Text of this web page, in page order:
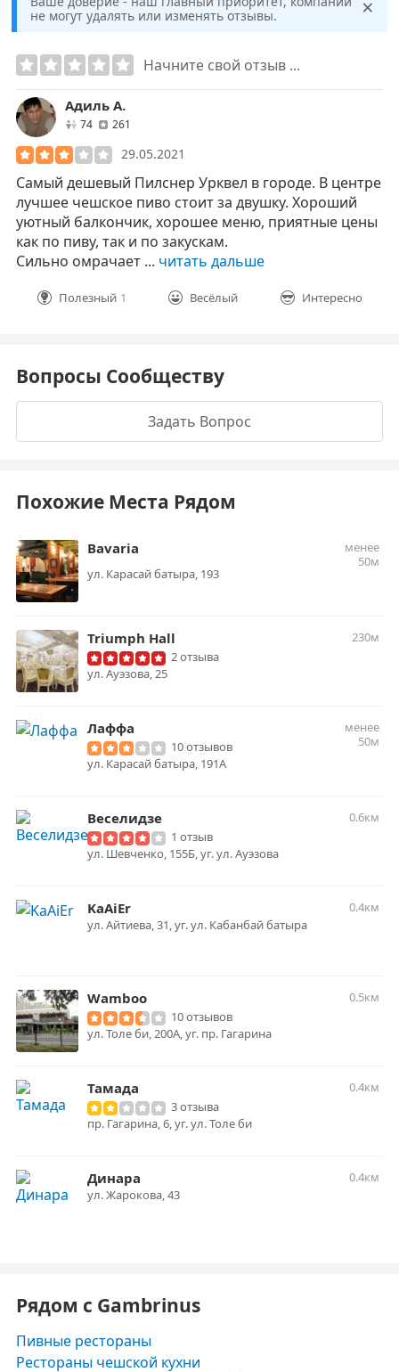
не могут удалять или изменять отзывы.
×
Начните свой отзыв ...
Адиль А.
74друзей
261
29.05.2021
Самый дешевый Пилснер Урквел в городе. В центре
лучшее чешское пиво стоит за двушку. Хороший
уютный балкончик, хорошее меню, приятные цены
как по пиву, так и по закускам.
Сильно омрачает ... читать дальше
Полезный 1 Весёлый Интересно
Вопросы Сообществу
Задать Вопрос
Похожие Места Рядом
Bavaria
менее
50м
ул. Карасай батыра, 193
Triumph Hall
230м
2 отзыва
ул. Ауэзова, 25
Лаффа
менее
50м
10 отзывов
ул. ​Карасай батыра, 191А
Веселидзе
0.6км
1 отзыв
ул. Шевченко, 155Б, уг. ул. Ауэзова
KaAiEr
0.4км
ул. Айтиева, 31, уг. ул. Кабанбай батыра
Wamboo
0.5км
10 отзывов
ул. Толе би, 200А, уг. пр. Гагарина
Тамада
0.4км
3 отзыва
пр. Гагарина, 6, уг. ул. Толе би
Динара
0.4км
ул. Жарокова, 43
Рядом с Gambrinus
Пивные рестораны
Рестораны чешской кухни